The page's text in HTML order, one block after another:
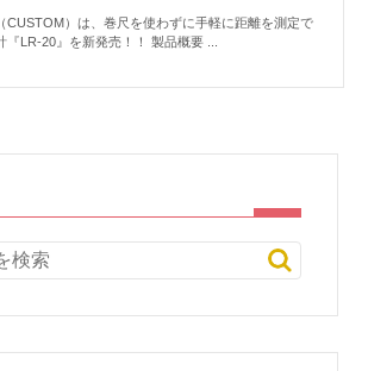
CUSTOM）は、巻尺を使わずに手軽に距離を測定で
『LR-20』を新発売！！ 製品概要 ...